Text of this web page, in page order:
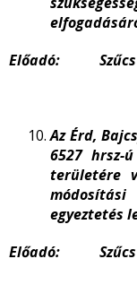
Előadó: Szűcs
Az Érd,
6527 hrsz-
területére
egyeztetés
Előadó: Szűcs